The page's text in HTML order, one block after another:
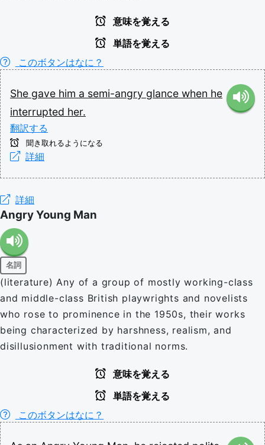
意味を覚える
単語を覚える
このボタンはなに？
She gave him a semi-angry glance when he
interrupted her.
翻訳する
聞き取れるようになる
詳細
詳細
Angry Young Man
名詞
(literature) Any of a group of mostly working-class
and middle-class British playwrights and novelists
who rose to prominence in the 1950s, their works
being characterized by harshness, realism, and
disillusionment with traditional norms.
意味を覚える
単語を覚える
このボタンはなに？